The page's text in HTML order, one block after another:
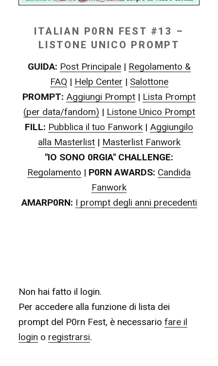
ITALIAN P0RN FEST #13 –
LISTONE UNICO PROMPT
GUIDA: Post Principale| Regolamento &
FAQ | Help Center | Salottone
PROMPT: Aggiungi Prompt | Lista Prompt
(per data/fandom) | Listone Unico Prompt
FILL: Pubblica il tuo Fanwork | Aggiungilo
alla Masterlist| Masterlist Fanwork
"IO SONO 0RGIA" CHALLENGE:
Regolamento | P0RN AWARDS: Candida
Fanwork
AMARP0RN: I prompt degli anni precedenti
Non hai fatto il login.
Per accedere alla funzione di lista dei
prompt del P0rn Fest, è necessariofare il
login o registrarsi.